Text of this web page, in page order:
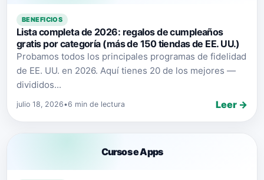
BENEFICIOS
Lista completa de 2026: regalos de cumpleaños
gratis por categoría (más de 150 tiendas de EE. UU.)
Probamos todos los principales programas de fidelidad
de EE. UU. en 2026. Aquí tienes 20 de los mejores —
divididos...
julio 18, 2026•6 min de lectura Leer →
Cursos e Apps